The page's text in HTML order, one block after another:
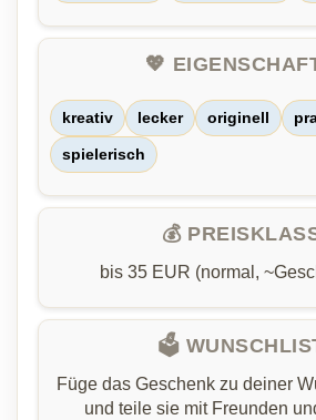
💖
kreativ lecker originell
spielerisch
💰
bis 35 EUR (normal,
🗳️
Füge das Geschenk zu deiner
und teile sie mit Freunden